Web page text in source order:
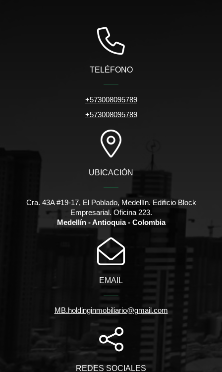
TELÉFONO
+573008095789
+573008095789
UBICACIÓN
Cra. 43A #19-17, El Poblado, Medellín. Edificio Block
Empresarial. Oficina 223.
Medellín - Antioquia - Colombia
EMAIL
MB.holdinginmobiliario@gmail.com
REDES SOCIALES